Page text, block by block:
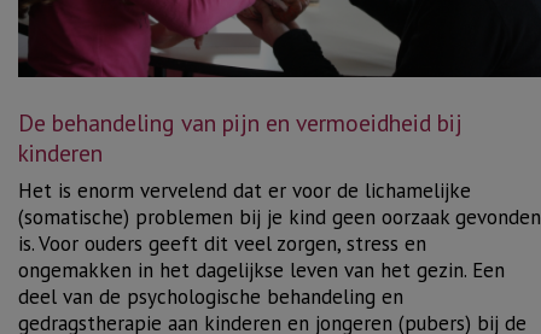
De behandeling van pijn en vermoeidheid bij
kinderen
Het is enorm vervelend dat er voor de lichamelijke
(somatische) problemen bij je kind geen oorzaak gevonden
is. Voor ouders geeft dit veel zorgen, stress en
ongemakken in het dagelijkse leven van het gezin. Een
deel van de psychologische behandeling en
gedragstherapie aan kinderen en jongeren (pubers) bij de